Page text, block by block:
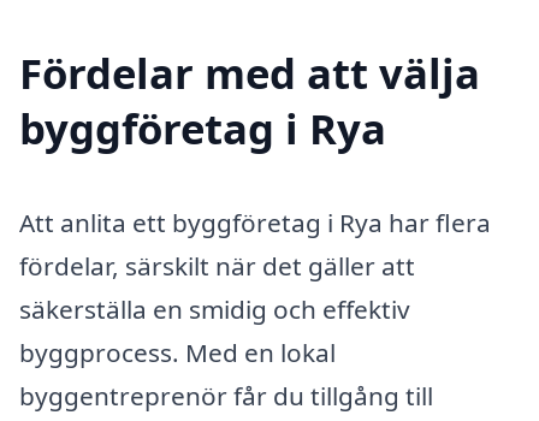
Fördelar med att välja
byggföretag i Rya
Att anlita ett byggföretag i Rya har flera
fördelar, särskilt när det gäller att
säkerställa en smidig och effektiv
byggprocess. Med en lokal
byggentreprenör får du tillgång till